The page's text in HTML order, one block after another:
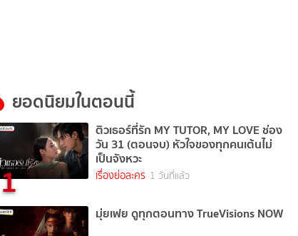
ยอดนิยมในตอนนี้
1
ติวเธอร์ที่รัก MY TUTOR, MY LOVE ช่อง
วัน 31 (ตอนจบ) หัวใจของทุกคนเต้นไม่
เป็นจังหวะ
เรื่องย่อละคร 1 วันที่แล้ว
มุ่ยเฟย ดูทุกตอนทาง TrueVisions NOW